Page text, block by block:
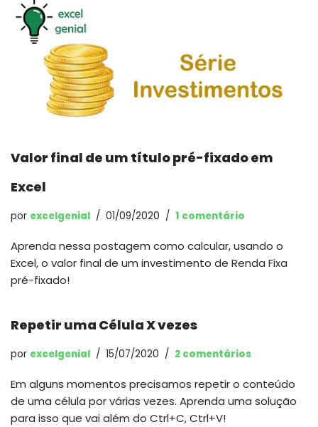
Valor final de um título pré-fixado em
Excel
por excelgenial 01/09/2020 1 comentário
Aprenda nessa postagem como calcular, usando o
Excel, o valor final de um investimento de Renda Fixa
pré-fixado!
Repetir uma Célula X vezes
por excelgenial 15/07/2020 2 comentários
Em alguns momentos precisamos repetir o conteúdo
de uma célula por várias vezes. Aprenda uma solução
para isso que vai além do Ctrl+C, Ctrl+V!